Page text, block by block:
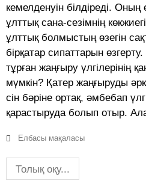
кемелденуін білдіреді. Оның
ұлттық сана-сезімнің
ұлттық болмыстың өзегін
бірқатар сипаттарын
тұрған жаңғыру үлгіле­рі­нің
мүмкін? Қатер жаңғыруды
сін бәріне ортақ, әмбебап
қарастыруда болып отыр.
Елбасы мақаласы
Толық оқу...